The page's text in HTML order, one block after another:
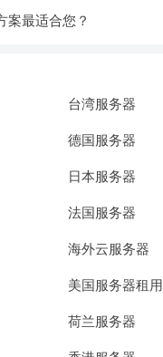
案最适合您？
台湾服务器
德国服务器
日本服务器
法国服务器
海外云服务器
美国服务器租用
荷兰服务器